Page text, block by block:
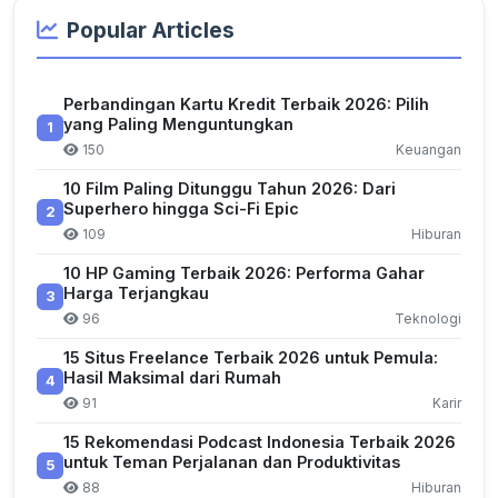
Popular Articles
1
Perbandingan Kartu Kredit Terbaik 2026: Pilih
yang Paling Menguntungkan
150 Keuangan
2
10 Film Paling Ditunggu Tahun 2026: Dari
Superhero hingga Sci-Fi Epic
109 Hiburan
3
10 HP Gaming Terbaik 2026: Performa Gahar
Harga Terjangkau
96 Teknologi
4
15 Situs Freelance Terbaik 2026 untuk Pemula:
Hasil Maksimal dari Rumah
91 Karir
5
15 Rekomendasi Podcast Indonesia Terbaik 2026
untuk Teman Perjalanan dan Produktivitas
88 Hiburan